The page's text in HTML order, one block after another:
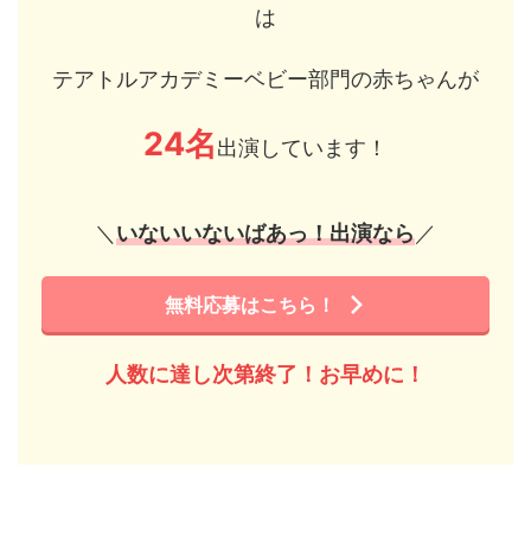
は
テアトルアカデミーベビー部門の赤ちゃんが
24名出演しています！
＼いないいないばあっ！出演なら／
無料応募はこちら！
人数に達し次第終了！お早めに！